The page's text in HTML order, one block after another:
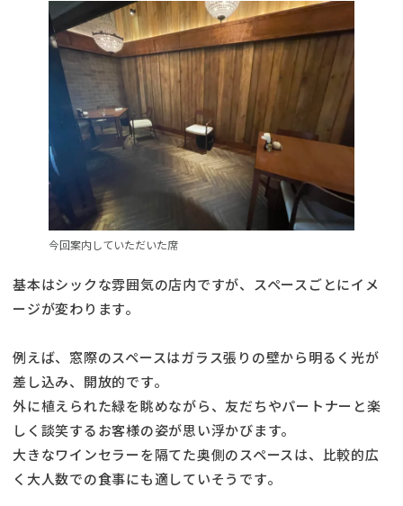
今回案内していただいた席
基本はシックな雰囲気の店内ですが、スペースごとにイメ
ージが変わります。
例えば、窓際のスペースはガラス張りの壁から明るく光が
差し込み、開放的です。
外に植えられた緑を眺めながら、友だちやパートナーと楽
しく談笑するお客様の姿が思い浮かびます。
大きなワインセラーを隔てた奥側のスペースは、比較的広
く大人数での食事にも適していそうです。